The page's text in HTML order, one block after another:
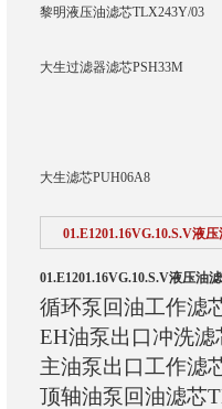
黎明液压油滤芯TLX243Y/03
大生过滤器滤芯PSH33M
大生滤芯PUH06A8
01.E1201.16VG.10.S.V液
01.E1201.16VG.10.S.V液压油
循环泵回油工作滤
EH油泵出口冲洗滤
主油泵出口工作滤
顶轴油泵回油滤芯